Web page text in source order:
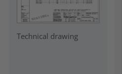
Technical drawing